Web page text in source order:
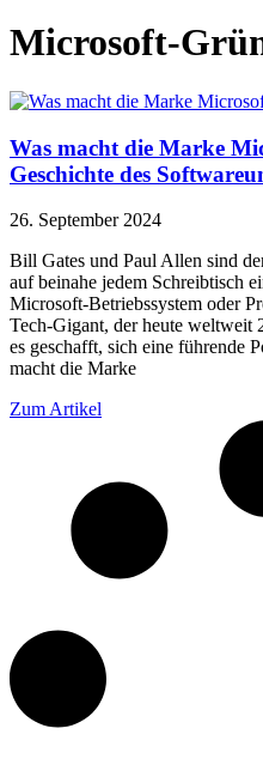
Microsoft-
Was macht die Marke
Geschichte des
26. September 2024
Bill Gates und Paul Allen sind
auf beinahe jedem Schreibtisch
Microsoft-Betriebssystem oder
Tech-Gigant, der heute weltweit
es geschafft, sich eine führende
macht die Marke
Zum Artikel